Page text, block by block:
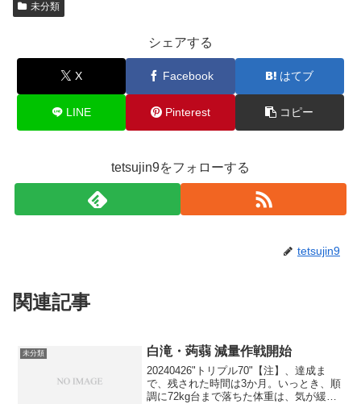
未分類
シェアする
X Facebook はてブ
LINE Pinterest コピー
tetsujin9をフォローする
tetsujin9
関連記事
未分類 白滝・蒟蒻 減量作戦開始
20240426"トリプル70"【注】、達成ま
で、残された時間は3か月。いっとき、順
調に72kg台まで落ちた体重は、気が緩ん